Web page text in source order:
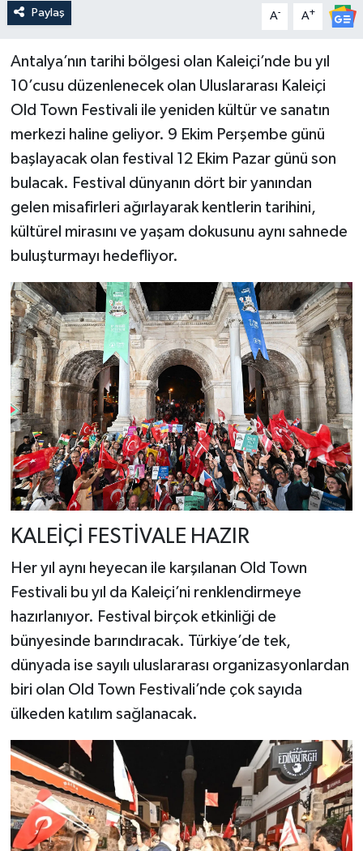
Paylaş A- A+
Antalya’nın tarihi bölgesi olan Kaleiçi’nde bu yıl
10’cusu düzenlenecek olan Uluslararası Kaleiçi
Old Town Festivali ile yeniden kültür ve sanatın
merkezi haline geliyor. 9 Ekim Perşembe günü
başlayacak olan festival 12 Ekim Pazar günü son
bulacak. Festival dünyanın dört bir yanından
gelen misafirleri ağırlayarak kentlerin tarihini,
kültürel mirasını ve yaşam dokusunu aynı sahnede
buluşturmayı hedefliyor.
KALEİÇİ FESTİVALE HAZIR
Her yıl aynı heyecan ile karşılanan Old Town
Festivali bu yıl da Kaleiçi’ni renklendirmeye
hazırlanıyor. Festival birçok etkinliği de
bünyesinde barındıracak. Türkiye’de tek,
dünyada ise sayılı uluslararası organizasyonlardan
biri olan Old Town Festivali’nde çok sayıda
ülkeden katılım sağlanacak.
Spor